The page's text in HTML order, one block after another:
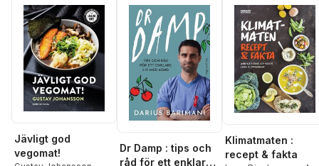
Jävligt god
vegomat!
Dr Damp : tips och
råd för ett enklare
Klimatmaten :
recept & fakta